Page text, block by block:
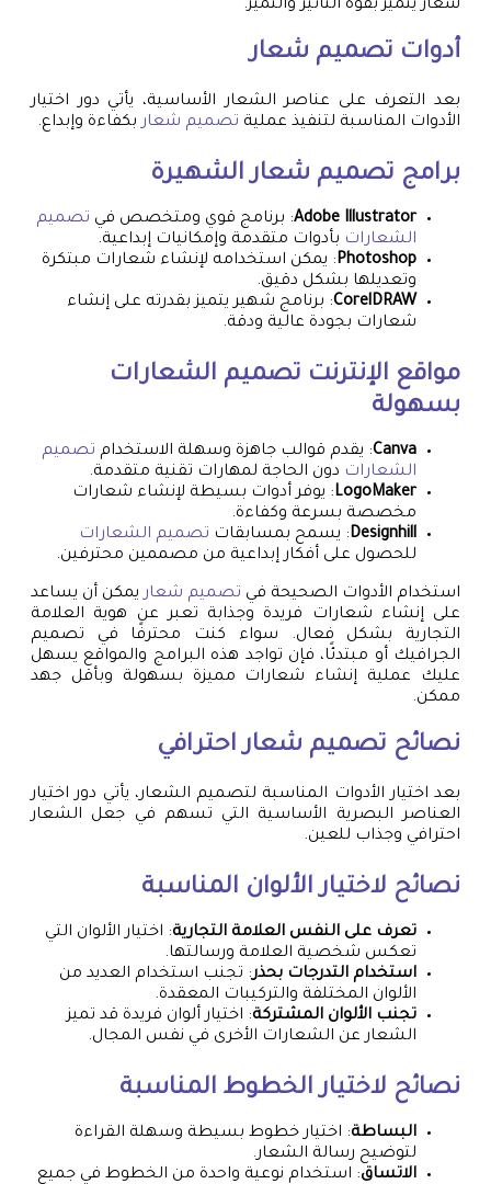
شعار يتميز بقوة التأثير والتميز.
أدوات تصميم شعار
بعد التعرف على عناصر الشعار الأساسية، يأتي دور اختيار
الأدوات المناسبة لتنفيذ عملية تصميم شعاربكفاءة وإبداع.
برامج تصميم شعارالشهيرة
Adobe Illustrator: برنامج قوي ومتخصص في تصميم
الشعارات بأدوات متقدمة وإمكانيات إبداعية.
Photoshop: يمكن استخدامه لإنشاء شعارات مبتكرة
وتعديلها بشكل دقيق.
CorelDRAW: برنامج شهير يتميز بقدرته على إنشاء
شعارات بجودة عالية ودقة.
مواقع الإنترنت تصميم الشعارات
بسهولة
Canva: يقدم قوالب جاهزة وسهلة الاستخدام تصميم
الشعارات دون الحاجة لمهارات تقنية متقدمة.
LogoMaker: يوفر أدوات بسيطة لإنشاء شعارات
مخصصة بسرعة وكفاءة.
Designhill: يسمح بمسابقات تصميم الشعارات
للحصول على أفكار إبداعية من مصممين محترفين.
استخدام الأدوات الصحيحة في تصميم شعاريمكن أن يساعد
على إنشاء شعارات فريدة وجذابة تعبر عن هوية العلامة
التجارية بشكل فعال. سواء كنت محترفًا في تصميم
الجرافيك أو مبتدئًا، فإن تواجد هذه البرامج والمواقع يسهل
عليك عملية إنشاء شعارات مميزة بسهولة وبأقل جهد
ممكن.
نصائح تصميم شعاراحترافي
بعد اختيار الأدوات المناسبة لتصميم الشعار، يأتي دور اختيار
العناصر البصرية الأساسية التي تسهم في جعل الشعار
احترافي وجذاب للعين.
نصائح لاختيار الألوان المناسبة
تعرف على النفس العلامة التجارية: اختيار الألوان التي
تعكس شخصية العلامة ورسالتها.
استخدام التدرجات بحذر: تجنب استخدام العديد من
الألوان المختلفة والتركيبات المعقدة.
تجنب الألوان المشتركة: اختيار ألوان فريدة قد تميز
الشعار عن الشعارات الأخرى في نفس المجال.
نصائح لاختيار الخطوط المناسبة
البساطة: اختيار خطوط بسيطة وسهلة القراءة
لتوضيح رسالة الشعار.
الاتساق: استخدام نوعية واحدة من الخطوط في جميع